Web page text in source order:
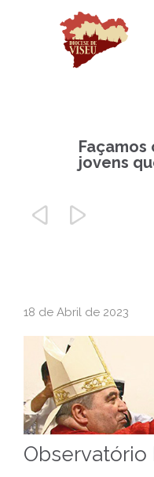
jovens
 
18 de Abril de 2023
Observatório